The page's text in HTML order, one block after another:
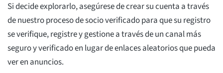
Si decide explorarlo, asegúrese de crear su cuenta a través
de nuestro proceso de socio verificado para que su registro
se verifique, registre y gestione a través de un canal más
seguro y verificado en lugar de enlaces aleatorios que pueda
ver en anuncios.